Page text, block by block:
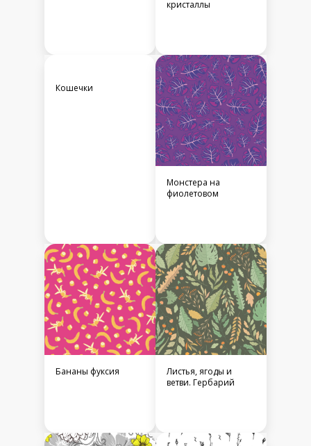
кристаллы
Кошечки
Монстера на
фиолетовом
Бананы фуксия
Листья, ягоды и
ветви. Гербарий